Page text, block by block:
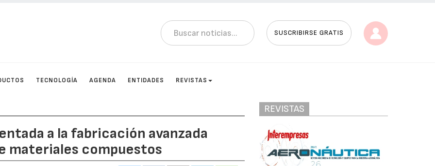
SUSCRIBIRSE GRATIS
TECNOLOGÍA AGENDA ENTIDADES REVISTAS
a la fabricación avanzada
materiales compuestos
REVISTAS